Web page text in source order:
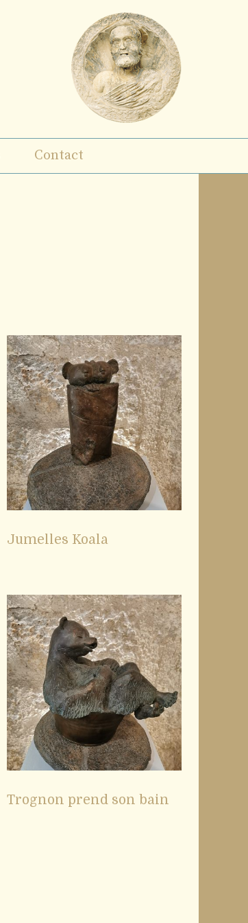
Contact
Jumelles Koala
Trognon prend son bain